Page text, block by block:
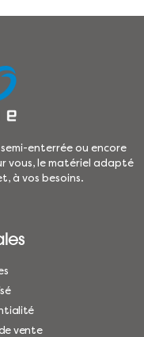
enterrée ou encore
vous, le matériel adapté
à vos besoins.
vente